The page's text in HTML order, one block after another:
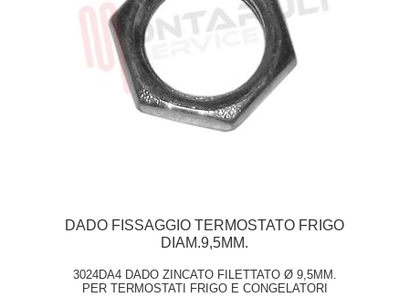
DADO FISSAGGIO TERMOSTATO FRIGO
DIAM.9,5MM.
3024DA4 DADO ZINCATO FILETTATO Ø 9,5MM.
PER TERMOSTATI FRIGO E CONGELATORI